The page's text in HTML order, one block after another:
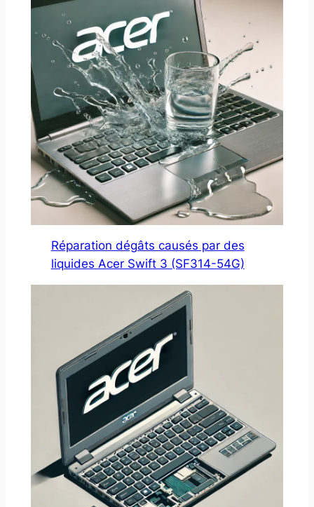
Réparation dégâts causés par des
liquides Acer Swift 3 (SF314-54G)